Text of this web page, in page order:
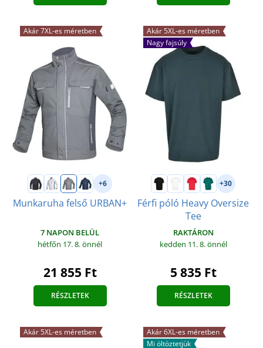
Akár 7XL-es méretben
+6
Munkaruha felső URBAN+
7 NAPON BELÜL
hétfőn 17. 8.önnél
21 855 Ft
RÉSZLETEK
Akár 5XL-es méretben
Nagy fajsúly
+30
Férfi póló Heavy Oversize
Tee
RAKTÁRON
kedden 11. 8.önnél
5 835 Ft
RÉSZLETEK
Akár 5XL-es méretben
Akár 6XL-es méretben
Mi öltöztetjük